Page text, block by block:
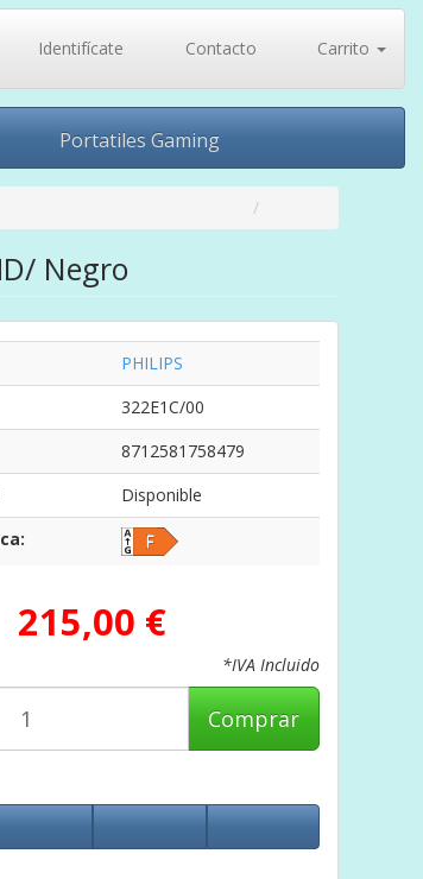
Identifícate Contacto Carrito
Portatiles Gaming
Negro
PHILIPS
322E1C/00
8712581758479
Disponible
215,00 €
*IVA Incluido
Comprar